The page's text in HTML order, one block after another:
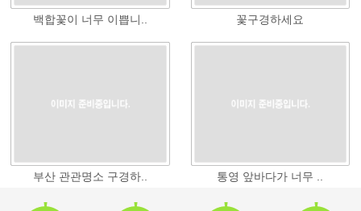
백합꽃이 너무 이쁩니.. 꽃구경하세요
부산 관관명소 구경하.. 통영 앞바다가 너무 ..